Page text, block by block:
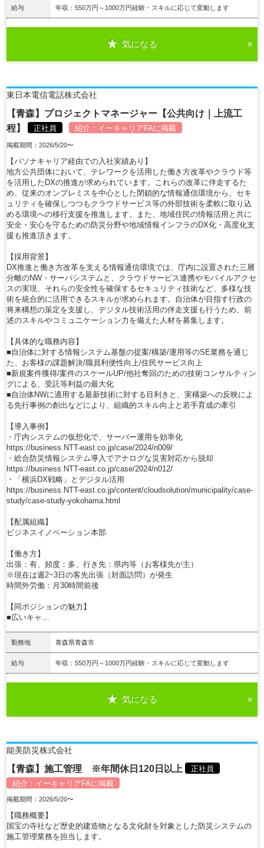
給与 年収：550万円～1000万円経験・スキルに応じて変動します
気になる
東日本電信電話株式会社
【青森】プロジェクトマネージャー【公共向け｜上流工
程】
正社員 紹介： イーキャリアFAに掲載
掲載期間：2026/5/20〜
【パソナキャリア経由での入社実績あり】
地方公共団体において、テレワークを活用した働き方改革やクラウド等
を活用したDXの推進が求められています。これらの改革に伴走するた
め、従来のオンプレミスを中心とした閉鎖的な情報通信環境から、セキ
ュリティを確保しつつもクラウドサービス等の外部技術を柔軟に取り込
める環境への移行支援を推進します。また、地域住民の情報活用と共に
安全・安心を守るための防災分野や地域情報インフラのDX化・高度化支
援も推進頂きます。
【採用背景】
DX推進と働き方改革を支える情報通信環境では、庁内に設置された三層
分離のNW・サーバシステムと、クラウドサービス連携やモバイルアクセ
スの実現、それらの安全性を確保するセキュリティ技術など、多様な技
術を統合的に活用できるスキルが求められます。自治体が目指す行政の
将来構想の策定を支援し、デジタル技術活用の伴走支援も行うため、前
述のスキルやコミュニケーション力を備えた人材を募集します。
【具体的な職務内容】
■自治体に対する情報システム基盤の提案/構築/運用等のSE業務を通じ
た、お客様の課題解決/職員利便性向上/住民サービス向上
■新規案件獲得/案件のスケールUP/他社奪回のための技術コンサルティン
グによる、受託等利益の最大化
■自治体NWに適用する最新技術に対する目利きと、実構築への反映によ
る先行事例の創出などにより、組織的スキル向上と若手育成の牽引
【導入事例】
・庁内システムの仮想化で、サーバー運用を効率化
https://business.NTT-east.co.jp/case/2024/n009/
・総合防災情報システム導入でアナログな災害対応から脱却
https://business.NTT-east.co.jp/case/2024/n012/
・「横浜DX戦略」とデジタル活用
https://business.NTT-east.co.jp/content/cloudsolution/municipality/case-
study/case-study-yokohama.html
【配属組織】
ビジネスイノベーション本部
【働き方】
出張：有、頻度：多、行き先：県内等（お客様先が主）
※現在は週2~3日の客先出張（対面訪問）が発生
時間外労働：月30時間前後
【同ポジションの魅力】
■広いキャ…
勤務地 青森県青森市
給与 年収：550万円～1000万円経験・スキルに応じて変動します
気になる
能美防災株式会社
【青森】施工管理 ※年間休日120日以上
正社員
紹介： イーキャリアFAに掲載
掲載期間：2026/5/20〜
【職務概要】
国宝の寺社など歴史的建造物となる文化財を対象とした防災システムの
施工管理業務を担当します。